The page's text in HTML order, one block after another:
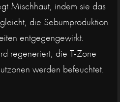
Mischhaut, indem sie das
die Sebumproduktion
entgegengewirkt.
regeneriert, die T-Zone
werden befeuchtet.